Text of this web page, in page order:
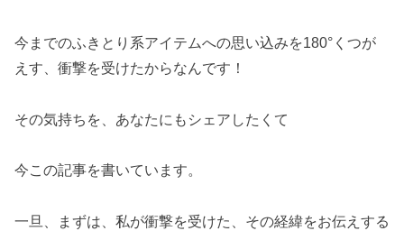
今までのふきとり系アイテムへの思い込みを180°くつが
えす、衝撃を受けたからなんです！
その気持ちを、あなたにもシェアしたくて
今この記事を書いています。
一旦、まずは、私が衝撃を受けた、その経緯をお伝えする